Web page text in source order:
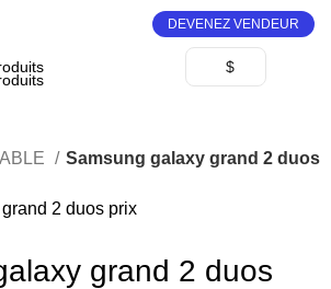
DEVENEZ VENDEUR
$
Samsung galaxy grand 2 duos
grand 2 duos